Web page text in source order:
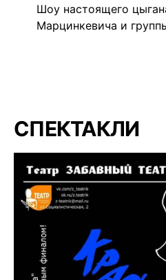
Шоу настоящего
Марцинкевича и
СПЕКТАКЛИ